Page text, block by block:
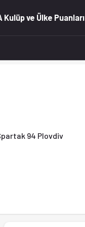
Kulüp ve Ülke Puanları
94 Plovdiv